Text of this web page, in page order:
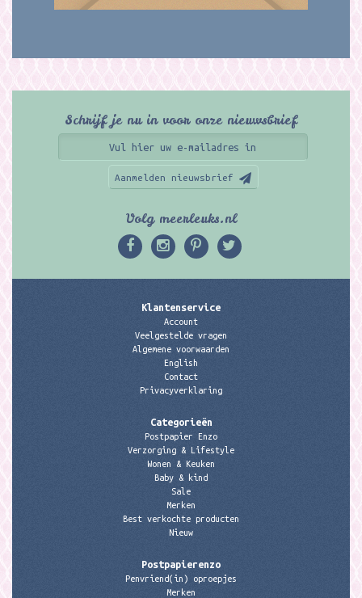
Schrijf je nu in voor onze nieuwsbrief
Aanmelden nieuwsbrief
Volg meerleuks.nl
Klantenservice
Account
Veelgestelde vragen
Algemene voorwaarden
English
Contact
Privacyverklaring
Categorieën
Postpapier Enzo
Verzorging & Lifestyle
Wonen & Keuken
Baby & kind
Sale
Merken
Best verkochte producten
Nieuw
Postpapierenzo
Penvriend(in) oproepjes
Merken